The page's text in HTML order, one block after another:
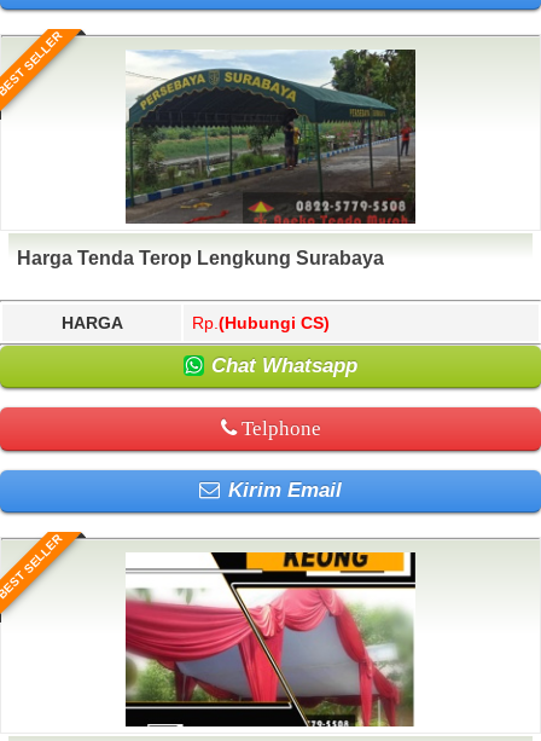
SELLER
Harga Tenda Terop Lengkung Surabaya
HARGA Rp. (Hubungi CS)
Chat Whatsapp
Telphone
Kirim Email
SELLER